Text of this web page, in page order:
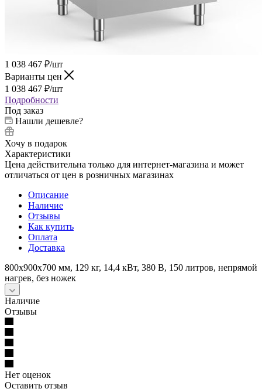
1 038 467 ₽/шт
Варианты цен
1 038 467 ₽/шт
Подробности
Под заказ
Нашли дешевле?
Хочу в подарок
Характеристики
Цена действительна только для интернет-магазина и может
отличаться от цен в розничных магазинах
Описание
Наличие
Отзывы
Как купить
Оплата
Доставка
800х900х700 мм, 129 кг, 14,4 кВт, 380 В, 150 литров, непрямой
нагрев, без ножек
Наличие
Отзывы
Нет оценок
Оставить отзыв